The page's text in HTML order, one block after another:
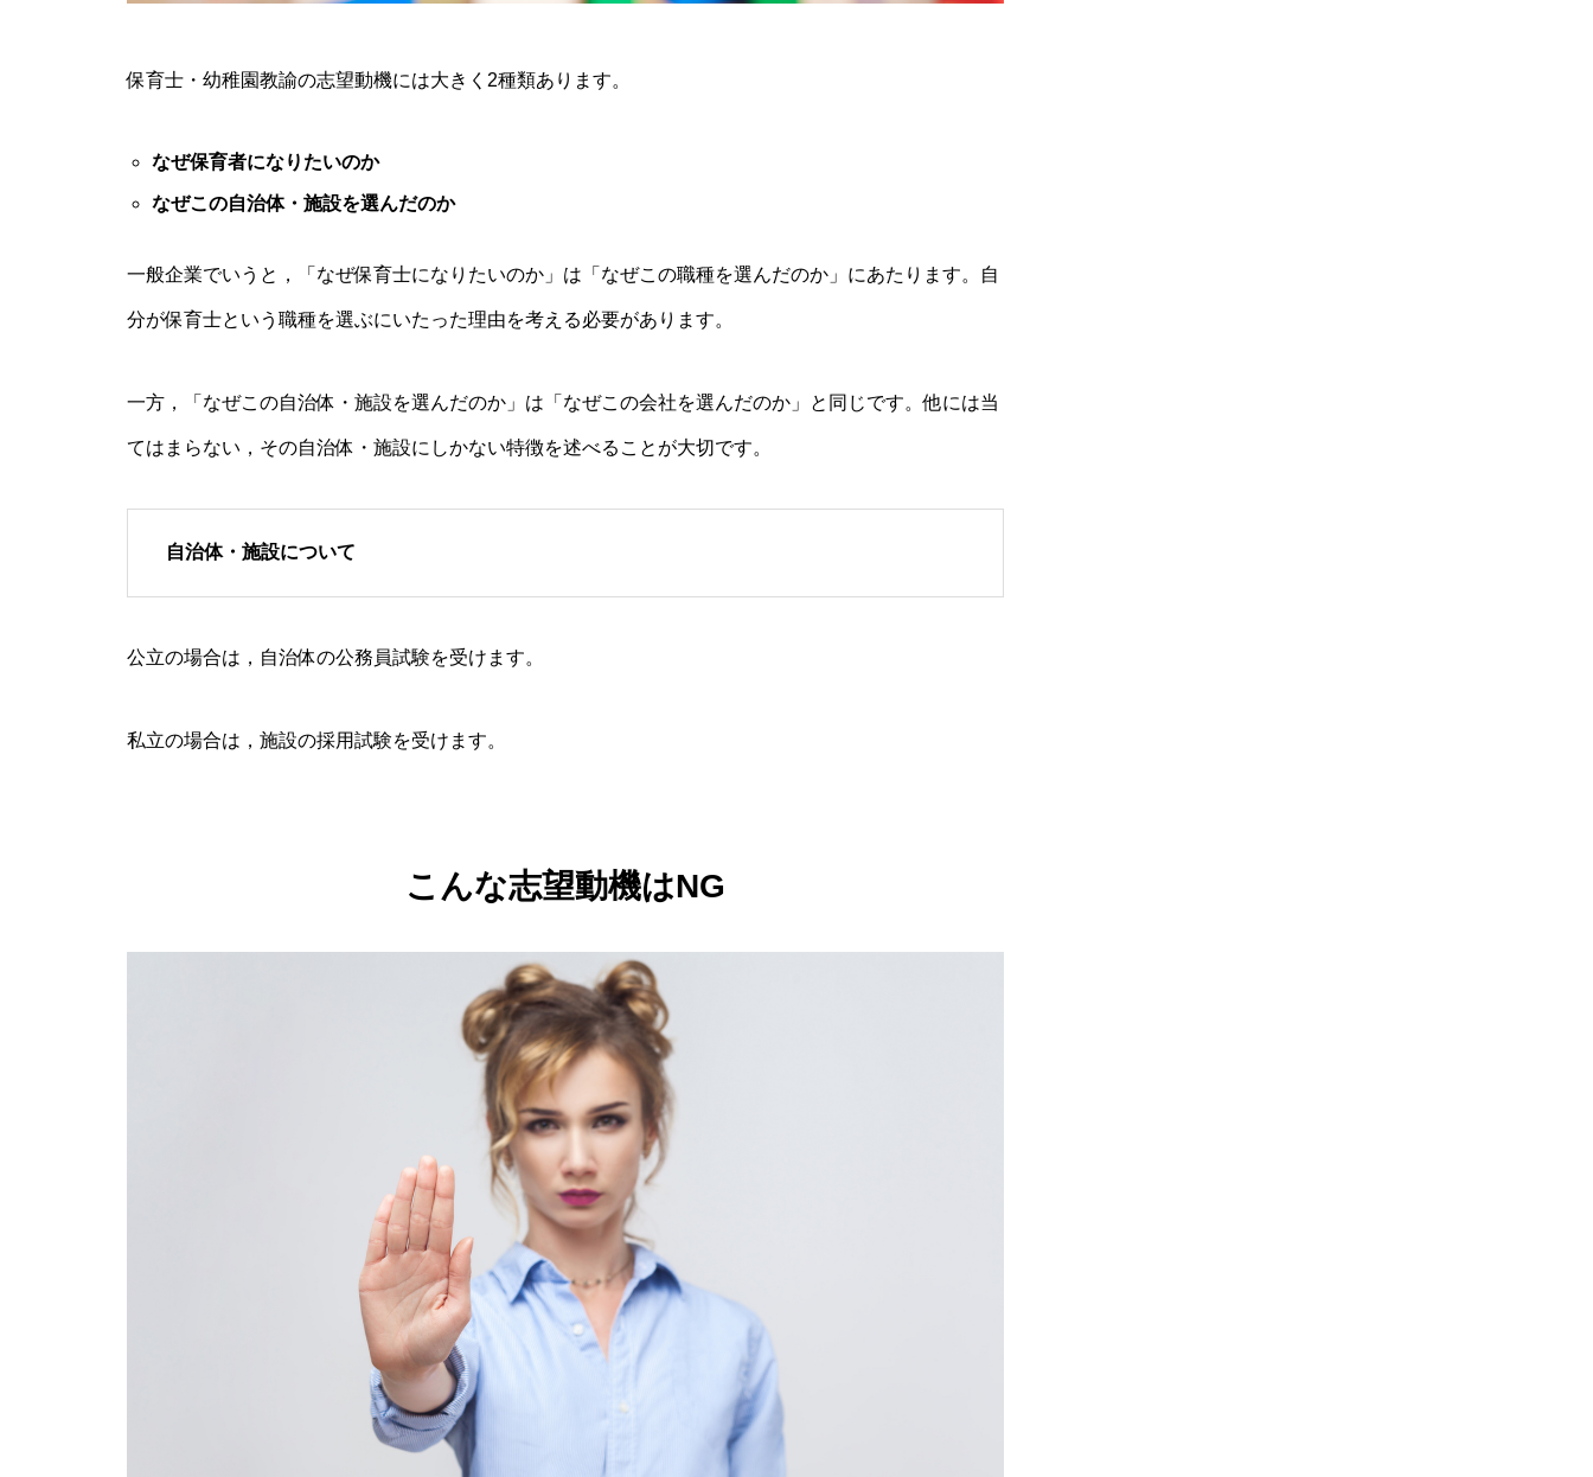
保育士・幼稚園教諭の志望動機には大きく2種類あります。
なぜ保育者になりたいのか
なぜこの自治体・施設を選んだのか
一般企業でいうと，「なぜ保育士になりたいのか」は「なぜこの職種を選んだのか」にあたります。自
分が保育士という職種を選ぶにいたった理由を考える必要があります。
一方，「なぜこの自治体・施設を選んだのか」は「なぜこの会社を選んだのか」と同じです。他には当
てはまらない，その自治体・施設にしかない特徴を述べることが大切です。
自治体・施設について
公立の場合は，自治体の公務員試験を受けます。
私立の場合は，施設の採用試験を受けます。
こんな志望動機はNG